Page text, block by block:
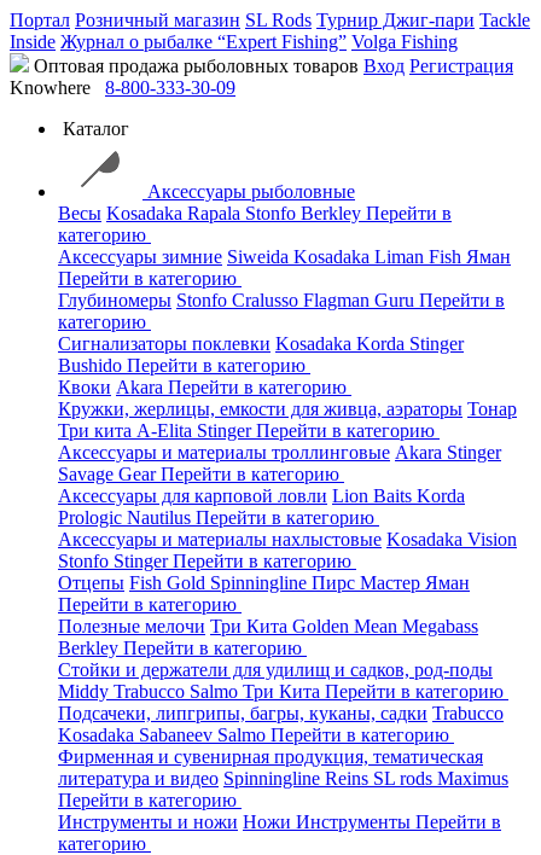
Портал Розничный магазин SL Rods Турнир Джиг-пари Tackle
Inside Журнал о рыбалке “Expert Fishing” Volga Fishing
Оптовая продажа рыболовных товаров Вход Регистрация
Knowhere
8-800-333-30-09
Каталог
Аксессуары рыболовные
Весы Kosadaka Rapala Stonfo Berkley Перейти в
категорию
Аксессуары зимние Siweida Kosadaka Liman Fish Яман
Перейти в категорию
Глубиномеры Stonfo Cralusso Flagman Guru Перейти в
категорию
Сигнализаторы поклевки Kosadaka Korda Stinger
Bushido Перейти в категорию
Квоки Akara Перейти в категорию
Кружки, жерлицы, емкости для живца, аэраторы Тонар
Три кита A-Elita StingerПерейти в категорию
Аксессуары и материалы троллинговые Akara Stinger
Savage GearПерейти в категорию
Аксессуары для карповой ловли Lion Baits Korda
Prologic Nautilus Перейти в категорию
Аксессуары и материалы нахлыстовые Kosadaka Vision
Stonfo StingerПерейти в категорию
Отцепы Fish Gold Spinningline Пирс Мастер Яман
Перейти в категорию
Полезные мелочи Три Кита Golden Mean Megabass
Berkley Перейти в категорию
Стойки и держатели для удилищ и садков, род-поды
Middy Trabucco Salmo Три Кита Перейти в категорию
Подсачеки, липгрипы, багры, куканы, садки Trabucco
Kosadaka Sabaneev Salmo Перейти в категорию
Фирменная и сувенирная продукция, тематическая
литература и видео Spinningline Reins SL rods Maximus
Перейти в категорию
Инструменты и ножи Ножи Инструменты Перейти в
категорию